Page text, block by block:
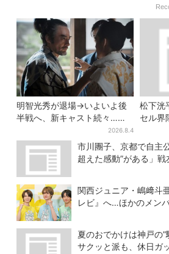
明智光秀が退場→いよいよ後
半戦へ、新キャスト続々…
「豊臣兄弟！」振り返り＆第
30回あらすじ
2026.8.4
松下洸
セル界
憎た
市川團子、京都で自主
超えた感動”がある」
関西ジュニア・嶋﨑斗
レビ』へ…ほかのメン
夏のおでかけは神戸の
サクッと派も、休日ガ